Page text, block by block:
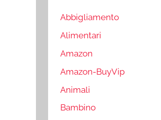
Abbigliamento
Alimentari
Amazon
Amazon-BuyVip
Animali
Bambino